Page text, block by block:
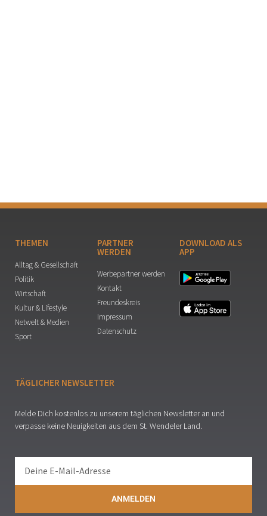
THEMEN
Alltag & Gesellschaft
Politik
Wirtschaft
Kultur & Lifestyle
Netwelt & Medien
Sport
PARTNER
WERDEN
Werbepartner werden
Kontakt
Freundeskreis
Impressum
Datenschutz
DOWNLOAD ALS
APP
TÄGLICHER NEWSLETTER
Melde Dich kostenlos zu unserem täglichen Newsletter an und
verpasse keine Neuigkeiten aus dem St. Wendeler Land.
ANMELDEN